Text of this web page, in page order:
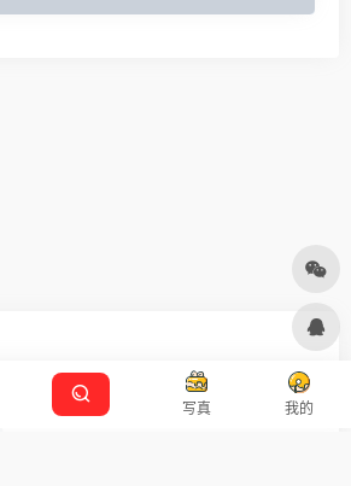
写真 我的
广告合作 设计师导航